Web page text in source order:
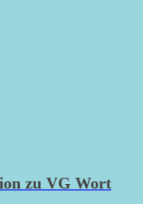
zu VG Wort